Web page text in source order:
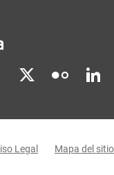
Legal Mapa del sitio